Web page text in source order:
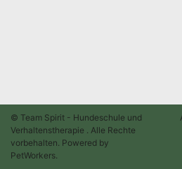
© Team Spirit - Hundeschule und
Verhaltenstherapie . Alle Rechte
vorbehalten. Powered by
PetWorkers.